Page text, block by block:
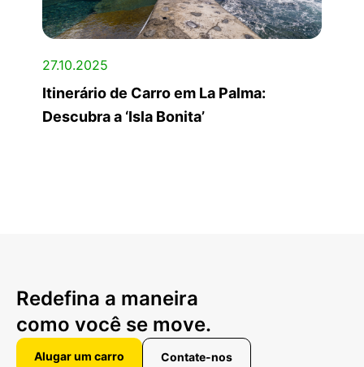
27.10.2025
Itinerário de Carro em La Palma:
Descubra a ‘Isla Bonita’
Redefina a maneira
como você se move.
Alugar um carro Contate-nos